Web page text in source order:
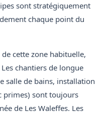
sont stratégiquement
chaque point du
cette zone habituelle,
chantiers de longue
salle de bains, installation
primes) sont toujours
de Les Waleffes. Les